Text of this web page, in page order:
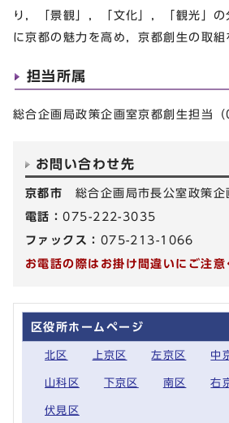
り，「景観」，「文化」，「観光」
に京都の魅力を高め，京都創生の取組
担当所属
総合企画局政策企画室京都創生担当
お問い合わせ先
京都市 総合企画局市長公室政策企
電話：075-222-3035
ファックス： 075-213-1066
お電話の際はお掛け間違いにご注意
区役所ホームページ
北区 上京区 左京区 中
山科区 下京区 南区 右
伏見区